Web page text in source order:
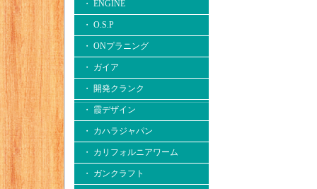
・ ENGINE
・ O.S.P
・ ONプラニング
・ ガイア
・ 開発クランク
・ 霞デザイン
・ カハラジャパン
・ カリフォルニアワーム
・ ガンクラフト